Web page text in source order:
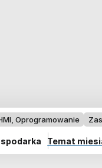
Oprogramowanie
Temat